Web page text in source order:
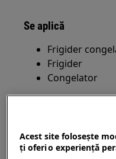
Se aplică
Frigider
Frigider
Congelator
Compresorul
Află ce înseamnă
Acest site folosește
ţi oferi o experienţă